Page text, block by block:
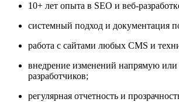
10+ лет опыта в SEO и веб-
системный подход и документация
работа с сайтами любых CMS и
внедрение изменений напрямую или
разработчиков;
регулярная отчетность и